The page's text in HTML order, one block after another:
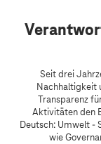
Seit drei
Nachhaltigkeit
Transparenz
Aktivitäten den
Deutsch: Umwelt -
wie